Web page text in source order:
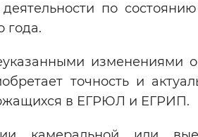
по
года.
изменениями
точность и
в ЕГРЮЛ и ЕГРИП.